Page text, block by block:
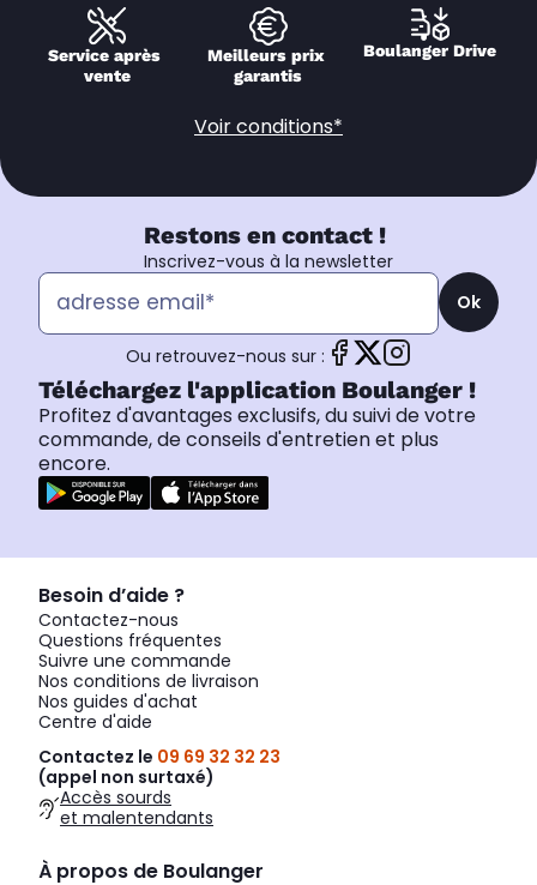
Service après
vente
Meilleurs prix
garantis
Boulanger Drive
Voir conditions*
Restons en contact !
Inscrivez-vous à la newsletter
Ok
Ou retrouvez-nous sur :
Téléchargez l'application Boulanger !
Profitez d'avantages exclusifs, du suivi de votre
commande, de conseils d'entretien et plus
encore.
Besoin d’aide ?
Contactez-nous
Questions fréquentes
Suivre une commande
Nos conditions de livraison
Nos guides d'achat
Centre d'aide
Contactez le 09 69 32 32 23
(appel non surtaxé)
Accès sourds
et malentendants
À propos de Boulanger